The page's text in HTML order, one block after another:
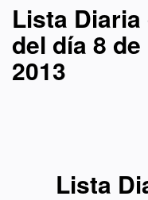
Lista
del día 8
2013
Lista